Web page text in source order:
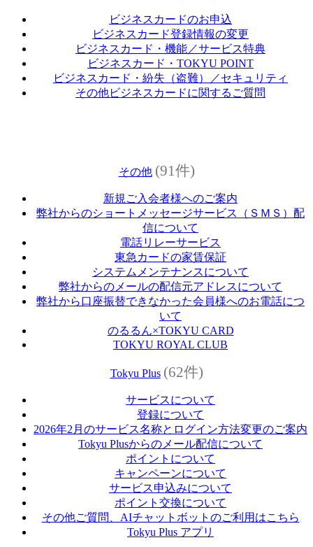
ビジネスカードのお申込
ビジネスカード登録情報の変更
ビジネスカード・機能／サービス特典
ビジネスカード・TOKYU POINT
ビジネスカード・紛失（盗難）／セキュリティ
その他ビジネスカードに関するご質問
その他 (91件)
新規ご入会者様へのご案内
弊社からのショートメッセージサービス（ＳＭＳ）配
信について
電話リレーサービス
東急カードの家賃保証
システムメンテナンスについて
弊社からのメールの配信元アドレスについて
弊社から口座振替できなかった会員様へのお電話につ
いて
のるるん×TOKYU CARD
TOKYU ROYAL CLUB
Tokyu Plus (62件)
サービスについて
登録について
2026年2月のサービス名称とログイン方法変更のご案内
Tokyu Plusからのメール配信について
ポイントについて
キャンペーンについて
サービス申込みについて
ポイント交換について
その他ご質問、AIチャットボットのご利用はこちら
Tokyu Plus アプリ